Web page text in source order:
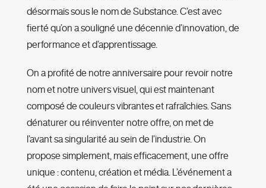
désormais sous le nom de Substance. C’est avec
fierté qu’on a souligné une décennie d’innovation, de
performance et d’apprentissage.
On a profité de notre anniversaire pour revoir notre
nom et notre univers visuel, qui est maintenant
composé de couleurs vibrantes et rafraîchies. Sans
dénaturer ou réinventer notre offre, on met de
l’avant sa singularité au sein de l’industrie. On
propose simplement, mais efficacement, une offre
unique : contenu, création et média. L’événement a